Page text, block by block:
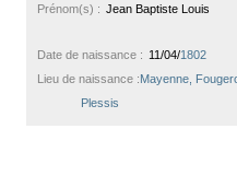
Prénom(s) : Jean Baptiste Louis
Date de naissance : 11/04/1802
Lieu de naissance :Mayenne,
Plessis